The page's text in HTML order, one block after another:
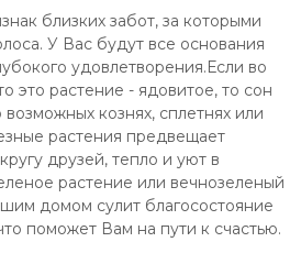
близких забот, за которыми
У Вас будут все основания
удовлетворения.Если во
это растение - ядовитое, то сон
кознях, сплетнях или
растения предвещает
друзей, тепло и уют в
растение или вечнозеленый
домом сулит благосостояние
поможет Вам на пути к счастью.